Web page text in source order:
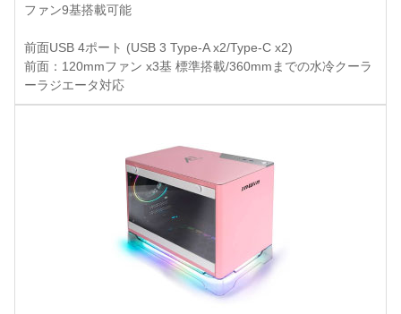
ファン9基搭載可能
前面USB 4ポート (USB 3 Type-A x2/Type-C x2)
前面：120mmファン x3基 標準搭載/360mmまでの水冷クーラ
ーラジエータ対応